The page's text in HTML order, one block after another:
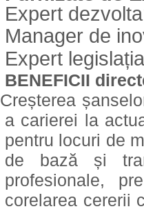
Expert
Manager de
Expert
BENEFICII
Creșterea
a carierei la
pentru locuri de
de bază și
profesionale,
corelarea cererii